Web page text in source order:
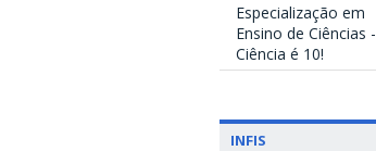
Especialização em
Ensino de Ciências -
Ciência é 10!
INFIS